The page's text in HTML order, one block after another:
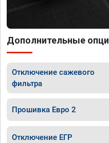
Дополнительные
Отключение сажевого
фильтра
Прошивка Евро 2
Отключение ЕГР